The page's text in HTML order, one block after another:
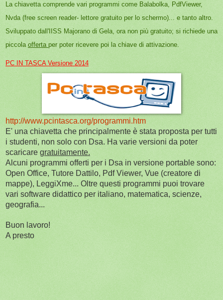
La chiavetta comprende vari programmi come Balabolka, PdfViewer,
Nvda (free screen reader- lettore gratuito per lo schermo)... e tanto altro.
Sviluppato dall'IISS Majorano di Gela, ora non più gratuito; si richiede una
piccola offerta per poter ricevere poi la chiave di attivazione.
PC IN TASCA Versione 2014
http://www.pcintasca.org/programmi.htm
E' una chiavetta che principalmente è stata proposta per tutti
i studenti, non solo con Dsa. Ha varie versioni da poter
scaricare gratuitamente.
Alcuni programmi offerti per i Dsa in versione portable sono:
Open Office, Tutore Dattilo, Pdf Viewer, Vue (creatore di
mappe), LeggiXme... Oltre questi programmi puoi trovare
vari software didattico per italiano, matematica, scienze,
geografia...
Buon lavoro!
A presto